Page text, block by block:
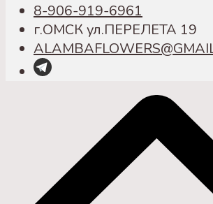
8-906-919-6961
г.ОМСК ул.ПЕРЕЛЕТА 19